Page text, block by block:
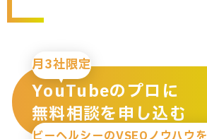
月3社限定
YouTubeのプロに
無料相談を申し込む